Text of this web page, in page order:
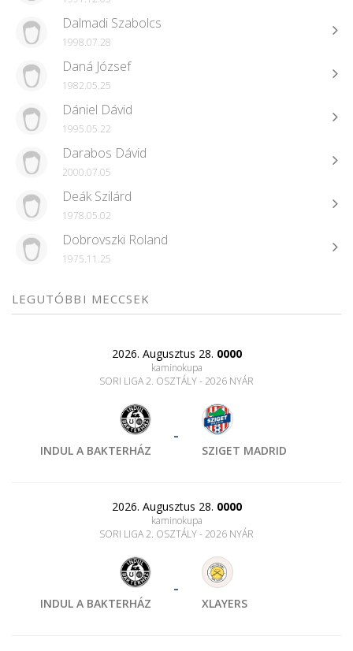
Dalmadi Szabolcs
1998.07.28
Daná József
1982.05.25
Dániel Dávid
1995.05.22
Darabos Dávid
2000.07.05
Deák Szilárd
1978.05.02
Dobrovszki Roland
1975.11.25
LEGUTÓBBI MECCSEK
2026. Augusztus 28. 0000
kaminokupa
SORI LIGA 2. OSZTÁLY - 2026 NYÁR
INDUL A BAKTERHÁZ
-
SZIGET MADRID
2026. Augusztus 28. 0000
kaminokupa
SORI LIGA 2. OSZTÁLY - 2026 NYÁR
INDUL A BAKTERHÁZ
-
XLAYERS